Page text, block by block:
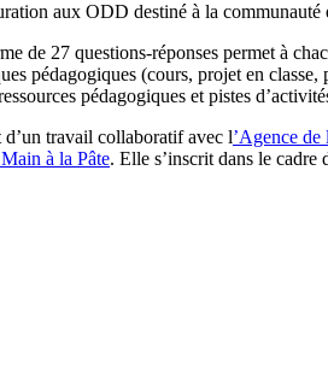
aux ODD destiné à la
de 27 questions-réponses permet à
pédagogiques (cours, projet en
pédagogiques et pistes
d’un travail collaboratif avec l’Agence
à la Pâte. Elle s’inscrit dans le